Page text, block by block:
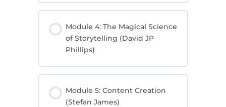
Module 4: The Magical Science
of Storytelling (David JP
Phillips)
Module 5: Content Creation
(Stefan James)